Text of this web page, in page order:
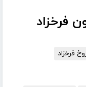
فرخزاد
فرخزاد